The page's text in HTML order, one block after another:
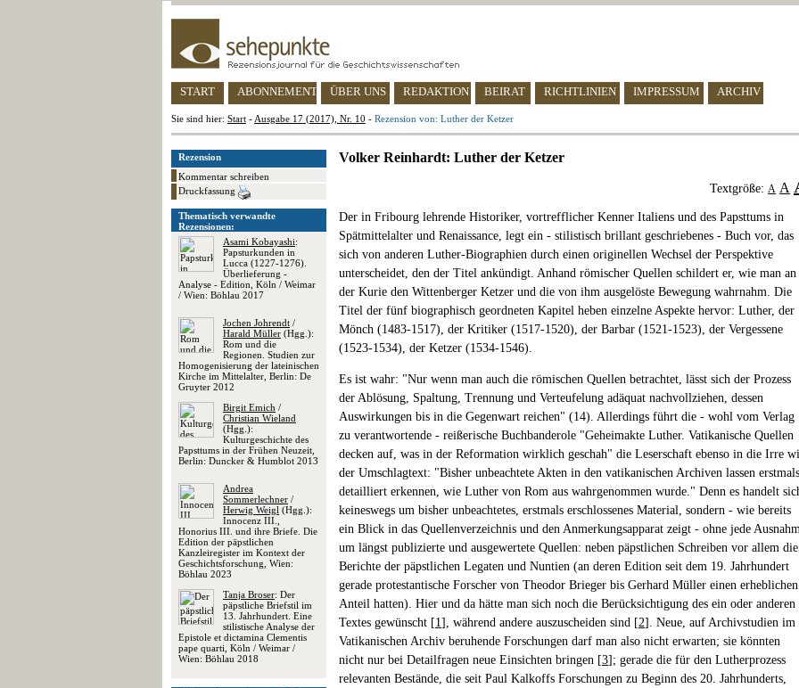
START ABONNEMENT ÜBER UNS REDAKTION BEIRAT RICHTLINIEN IMPRESSUM ARCHIV
Sie sind hier: Start - Ausgabe 17 (2017), Nr. 10 - Rezension von: Luther der Ketzer
Rezension
Kommentar schreiben
Druckfassung
Thematisch verwandte
Rezensionen:
Asami Kobayashi:
Papsturkunden in
Lucca (1227-1276).
Überlieferung -
Analyse - Edition, Köln / Weimar
/ Wien: Böhlau 2017
Jochen Johrendt /
Harald Müller (Hgg.):
Rom und die
Regionen. Studien zur
Homogenisierung der lateinischen
Kirche im Mittelalter, Berlin: De
Gruyter 2012
Birgit Emich /
Christian Wieland
(Hgg.):
Kulturgeschichte des
Papsttums in der Frühen Neuzeit,
Berlin: Duncker & Humblot 2013
Andrea
Sommerlechner /
Herwig Weigl (Hgg.):
Innocenz III.,
Honorius III. und ihre Briefe. Die
Edition der päpstlichen
Kanzleiregister im Kontext der
Geschichtsforschung, Wien:
Böhlau 2023
Tanja Broser: Der
päpstliche Briefstil im
13. Jahrhundert. Eine
stilistische Analyse der
Epistole et dictamina Clementis
pape quarti, Köln / Weimar /
Wien: Böhlau 2018
Volker Reinhardt: Luther der Ketzer
Textgröße: A A
Der in Fribourg lehrende Historiker, vortrefflicher Kenner Italiens und des Papsttums in
Spätmittelalter und Renaissance, legt ein - stilistisch brillant geschriebenes - Buch vor, das
sich von anderen Luther-Biographien durch einen originellen Wechsel der Perspektive
unterscheidet, den der Titel ankündigt. Anhand römischer Quellen schildert er, wie man an
der Kurie den Wittenberger Ketzer und die von ihm ausgelöste Bewegung wahrnahm. Die
Titel der fünf biographisch geordneten Kapitel heben einzelne Aspekte hervor: Luther, der
Mönch (1483-1517), der Kritiker (1517-1520), der Barbar (1521-1523), der Vergessene
(1523-1534), der Ketzer (1534-1546).
Es ist wahr: "Nur wenn man auch die römischen Quellen betrachtet, lässt sich der Prozess
der Ablösung, Spaltung, Trennung und Verteufelung adäquat nachvollziehen, dessen
Auswirkungen bis in die Gegenwart reichen" (14). Allerdings führt die - wohl vom Verlag
zu verantwortende - reißerische Buchbanderole "Geheimakte Luther. Vatikanische Quellen
decken auf, was in der Reformation wirklich geschah" die Leserschaft ebenso in die Irre
der Umschlagtext: "Bisher unbeachtete Akten in den vatikanischen Archiven lassen erstmals
detailliert erkennen, wie Luther von Rom aus wahrgenommen wurde." Denn es handelt
keineswegs um bisher unbeachtetes, erstmals erschlossenes Material, sondern - wie bereits
ein Blick in das Quellenverzeichnis und den Anmerkungsapparat zeigt - ohne jede
um längst publizierte und ausgewertete Quellen: neben päpstlichen Schreiben vor allem die
Berichte der päpstlichen Legaten und Nuntien (an deren Edition seit dem 19. Jahrhundert
gerade protestantische Forscher von Theodor Brieger bis Gerhard Müller einen erheblichen
Anteil hatten). Hier und da hätte man sich noch die Berücksichtigung des ein oder anderen
Textes gewünscht [1], während andere auszuscheiden sind [2]. Neue, auf Archivstudien im
Vatikanischen Archiv beruhende Forschungen darf man also nicht erwarten; sie könnten
nicht nur bei Detailfragen neue Einsichten bringen [3]; gerade die für den Lutherprozess
relevanten Bestände, die seit Paul Kalkoffs Forschungen zu Beginn des 20. Jahrhunderts,